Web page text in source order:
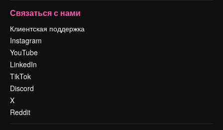
Связаться с нами
Клиентская поддержка
Instagram
YouTube
LinkedIn
TikTok
Discord
X
Reddit